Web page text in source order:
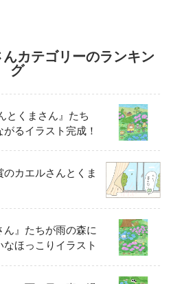
カテゴリーのランキン
グ
とくまさん』たち
るイラスト完成！
のカエルさんとくま
ん』たちが雨の森に
ほっこりイラスト